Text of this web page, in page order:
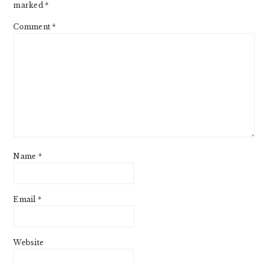
marked*
Comment*
Name *
Email *
Website